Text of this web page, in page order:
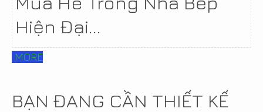
Hiện Đại...
MORE
BẠN ĐANG CẦN THIẾT KẾ